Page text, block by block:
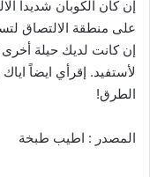
إن كان الكوبان شديدا
على منطقة الالتصاق
إن كانت لديك حيلة
لأستفيد. إقرأي ايضاً
الطرق!
المصدر : اطيب طبخة